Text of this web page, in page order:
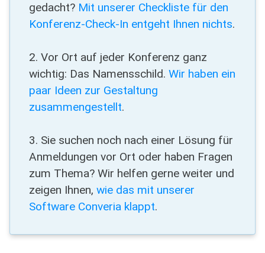
gedacht? Mit unserer Checkliste für den
Konferenz-Check-In entgeht Ihnen nichts.
2. Vor Ort auf jeder Konferenz ganz
wichtig: Das Namensschild. Wir haben ein
paar Ideen zur Gestaltung
zusammengestellt.
3. Sie suchen noch nach einer Lösung für
Anmeldungen vor Ort oder haben Fragen
zum Thema? Wir helfen gerne weiter und
zeigen Ihnen, wie das mit unserer
Software Converia klappt.